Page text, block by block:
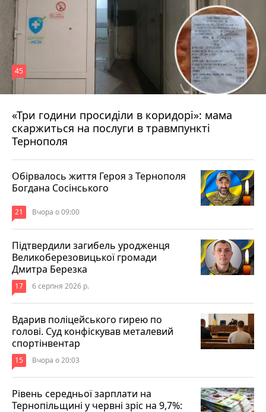
«Три години просиділи в коридорі»: мама
скаржиться на послуги в травмпункті
Тернополя
45
Вчора о 13:05
Обірвалось життя Героя з Тернополя
Богдана Сосінського
21 Вчора о 09:00
Підтвердили загибель уродженця
Великоберезовицької громади
Дмитра Березка
17 6 серпня 2026 р.
Вдарив поліцейського гирею по
голові. Суд конфіскував металевий
спортінвентар
15 Вчора о 20:03
Рівень середньої зарплати на
Тернопільщині у червні зріс на 9,7%: